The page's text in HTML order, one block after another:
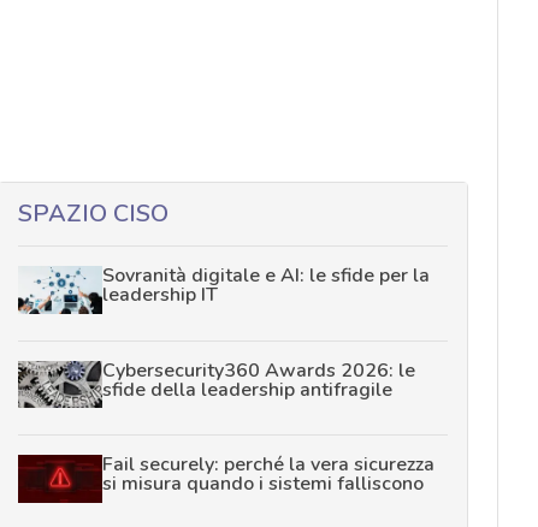
SPAZIO CISO
Sovranità digitale e AI: le sfide per la
leadership IT
Cybersecurity360 Awards 2026: le
sfide della leadership antifragile
Fail securely: perché la vera sicurezza
si misura quando i sistemi falliscono